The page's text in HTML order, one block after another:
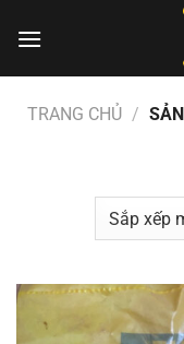
đến
TRANG CHỦ /